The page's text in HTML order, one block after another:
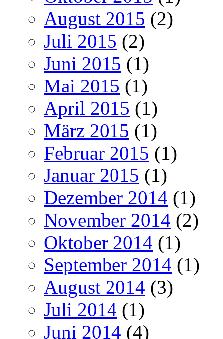
August 2015 (2)
Juli 2015 (2)
Juni 2015 (1)
Mai 2015 (1)
April 2015 (1)
März 2015 (1)
Februar 2015 (1)
Januar 2015 (1)
Dezember 2014 (1)
November 2014 (2)
Oktober 2014 (1)
September 2014 (1)
August 2014 (3)
Juli 2014 (1)
Juni 2014 (4)